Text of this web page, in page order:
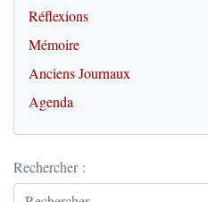
Réflexions
Mémoire
Anciens Journaux
Agenda
Rechercher :